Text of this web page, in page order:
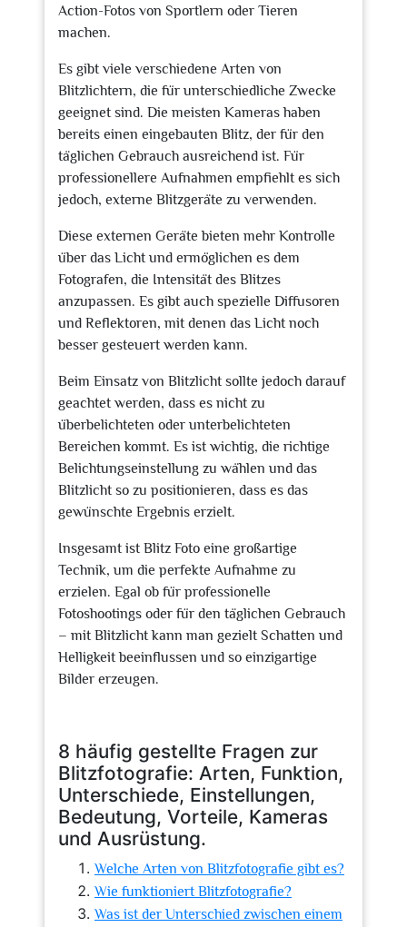
Action-Fotos von Sportlern oder Tieren
machen.
Es gibt viele verschiedene Arten von
Blitzlichtern, die für unterschiedliche Zwecke
geeignet sind. Die meisten Kameras haben
bereits einen eingebauten Blitz, der für den
täglichen Gebrauch ausreichend ist. Für
professionellere Aufnahmen empfiehlt es sich
jedoch, externe Blitzgeräte zu verwenden.
Diese externen Geräte bieten mehr Kontrolle
über das Licht und ermöglichen es dem
Fotografen, die Intensität des Blitzes
anzupassen. Es gibt auch spezielle Diffusoren
und Reflektoren, mit denen das Licht noch
besser gesteuert werden kann.
Beim Einsatz von Blitzlicht sollte jedoch darauf
geachtet werden, dass es nicht zu
überbelichteten oder unterbelichteten
Bereichen kommt. Es ist wichtig, die richtige
Belichtungseinstellung zu wählen und das
Blitzlicht so zu positionieren, dass es das
gewünschte Ergebnis erzielt.
Insgesamt ist Blitz Foto eine großartige
Technik, um die perfekte Aufnahme zu
erzielen. Egal ob für professionelle
Fotoshootings oder für den täglichen Gebrauch
– mit Blitzlicht kann man gezielt Schatten und
Helligkeit beeinflussen und so einzigartige
Bilder erzeugen.
8 häufig gestellte Fragen zur
Blitzfotografie: Arten, Funktion,
Unterschiede, Einstellungen,
Bedeutung, Vorteile, Kameras
und Ausrüstung.
Welche Arten von Blitzfotografie gibt es?
Wie funktioniert Blitzfotografie?
Was ist der Unterschied zwischen einem